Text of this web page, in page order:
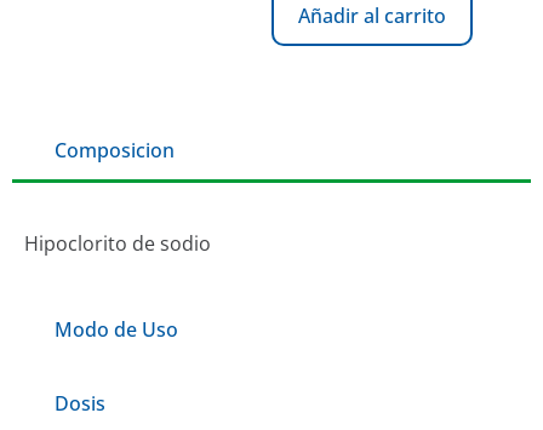
Añadir al carrito
Composicion
Modo de Uso
Dosis
Hipoclorito de sodio